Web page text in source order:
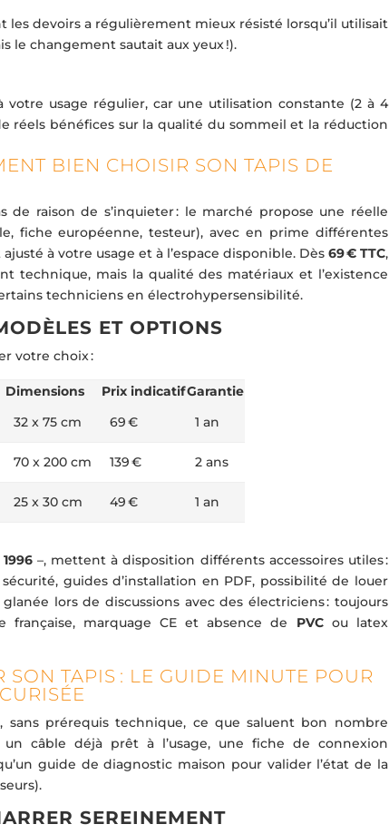
devoirs a régulièrement mieux résisté lorsqu’il utilisait
le changement sautait aux yeux !).
usage régulier, car une utilisation constante (2 à 4
réels bénéfices sur la qualité du sommeil et la réduction
BIEN CHOISIR SON TAPIS DE
de raison de s’inquieter : le marché propose une réelle
fiche européenne, testeur), avec en prime différentes
à votre usage et à l’espace disponible. Dès 69 € TTC,
technique, mais la qualité des matériaux et l’existence
techniciens en électrohypersensibilité.
ET OPTIONS
votre choix :
Dimensions Prix indicatifGarantie
32 x 75 cm 69 € 1 an
70 x 200 cm 139 € 2 ans
25 x 30 cm 49 € 1 an
1996 –, mettent à disposition différents accessoires utiles :
guides d’installation en PDF, possibilité de louer
lors de discussions avec des électriciens : toujours
marquage CE et absence de PVCou latex
SON TAPIS : LE GUIDE MINUTE POUR
prérequis technique, ce que saluent bon nombre
un câble déjà prêt à l’usage, une fiche de connexion
guide de diagnostic maison pour valider l’état de la
SEREINEMENT